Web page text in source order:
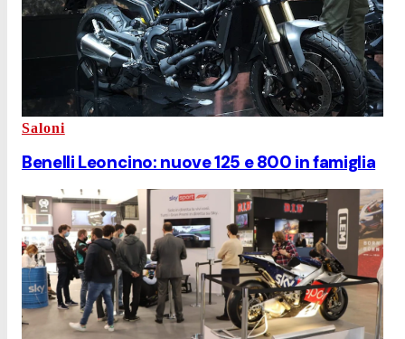
Saloni
Benelli Leoncino: nuove 125 e 800 in famiglia